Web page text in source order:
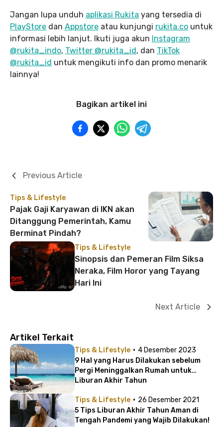
Jangan lupa unduh aplikasi Rukita yang tersedia di
PlayStore dan Appstore atau kunjungi rukita.co untuk
informasi lebih lanjut. Ikuti juga akun Instagram
@rukita_indo, Twitter @rukita_id, dan TikTok
@rukita_id untuk mengikuti info dan promo menarik
lainnya!
Bagikan artikel ini
Tips & Lifestyle
Pajak Gaji Karyawan di IKN akan
Ditanggung Pemerintah, Kamu
Berminat Pindah?
Previous Article
Tips & Lifestyle
Sinopsis dan Pemeran Film Siksa
Neraka, Film Horor yang Tayang
Hari Ini
Next Article
Artikel Terkait
Tips & Lifestyle · 4 Desember 2023
9 Hal yang Harus Dilakukan sebelum
Pergi Meninggalkan Rumah untuk
Liburan Akhir Tahun
Tips & Lifestyle · 26 Desember 2021
5 Tips Liburan Akhir Tahun Aman di
Tengah Pandemi yang Wajib Dilakukan!